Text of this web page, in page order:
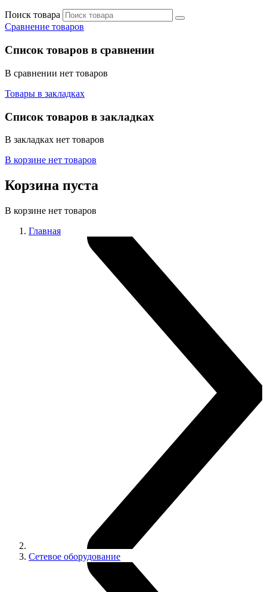
Поиск товара
Сравнение товаров
Список товаров в сравнении
В сравнении нет товаров
Товары в закладках
Список товаров в закладках
В закладках нет товаров
В корзине нет товаров
Корзина пуста
В корзине нет товаров
Главная
Сетевое оборудование